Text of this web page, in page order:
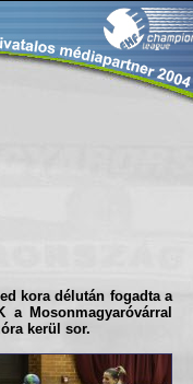
kora délután fogadta a
a Mosonmagyaróvárral
kerül sor.